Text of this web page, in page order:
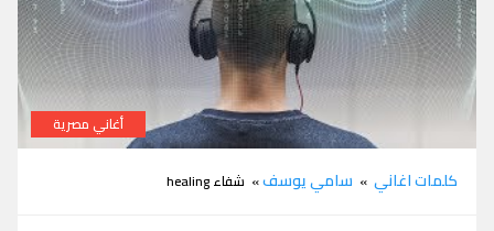
أغاني مصرية
كلمات اغاني » سامي يوسف» شفاء healing